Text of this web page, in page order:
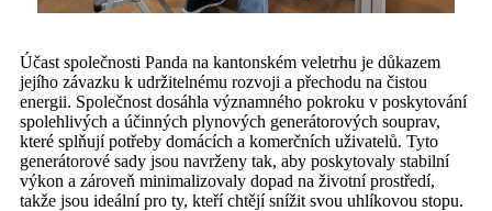
Účast společnosti Panda na kantonském veletrhu je důkazem
jejího závazku k udržitelnému rozvoji a přechodu na čistou
energii. Společnost dosáhla významného pokroku v poskytování
spolehlivých a účinných plynových generátorových souprav,
které splňují potřeby domácích a komerčních uživatelů. Tyto
generátorové sady jsou navrženy tak, aby poskytovaly stabilní
výkon a zároveň minimalizovaly dopad na životní prostředí,
takže jsou ideální pro ty, kteří chtějí snížit svou uhlíkovou stopu.